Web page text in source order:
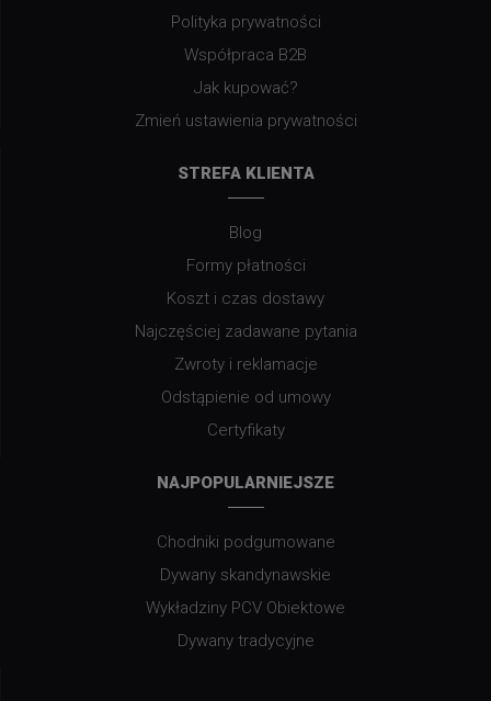
Polityka prywatności
Współpraca B2B
Jak kupować?
Zmień ustawienia prywatności
STREFA KLIENTA
Blog
Formy płatności
Koszt i czas dostawy
Najczęściej zadawane pytania
Zwroty i reklamacje
Odstąpienie od umowy
Certyfikaty
NAJPOPULARNIEJSZE
Chodniki podgumowane
Dywany skandynawskie
Wykładziny PCV Obiektowe
Dywany tradycyjne